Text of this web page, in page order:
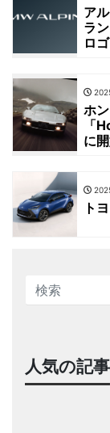
ア
ラ
ロ
ホ
「
に
ト
人気の記事